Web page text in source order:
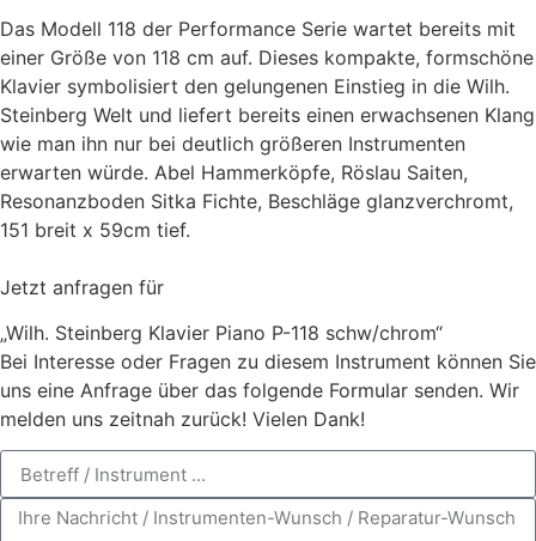
Das Modell 118 der Performance Serie wartet bereits mit
einer Größe von 118 cm auf. Dieses kompakte, formschöne
Klavier symbolisiert den gelungenen Einstieg in die Wilh.
Steinberg Welt und liefert bereits einen erwachsenen Klang
wie man ihn nur bei deutlich größeren Instrumenten
erwarten würde. Abel Hammerköpfe, Röslau Saiten,
Resonanzboden Sitka Fichte, Beschläge glanzverchromt,
151 breit x 59cm tief.
Jetzt anfragen für
„Wilh. Steinberg Klavier Piano P-118 schw/chrom“
Bei Interesse oder Fragen zu diesem Instrument können Sie
uns eine Anfrage über das folgende Formular senden. Wir
melden uns zeitnah zurück! Vielen Dank!